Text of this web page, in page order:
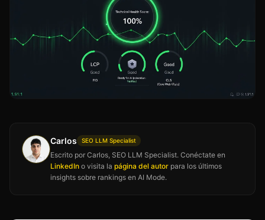
Carlos SEO LLM Specialist
Escrito por Carlos, SEO LLM Specialist. Conéctate en
LinkedIn o visita la página del autor para los últimos
insights sobre rankings en AI Mode.